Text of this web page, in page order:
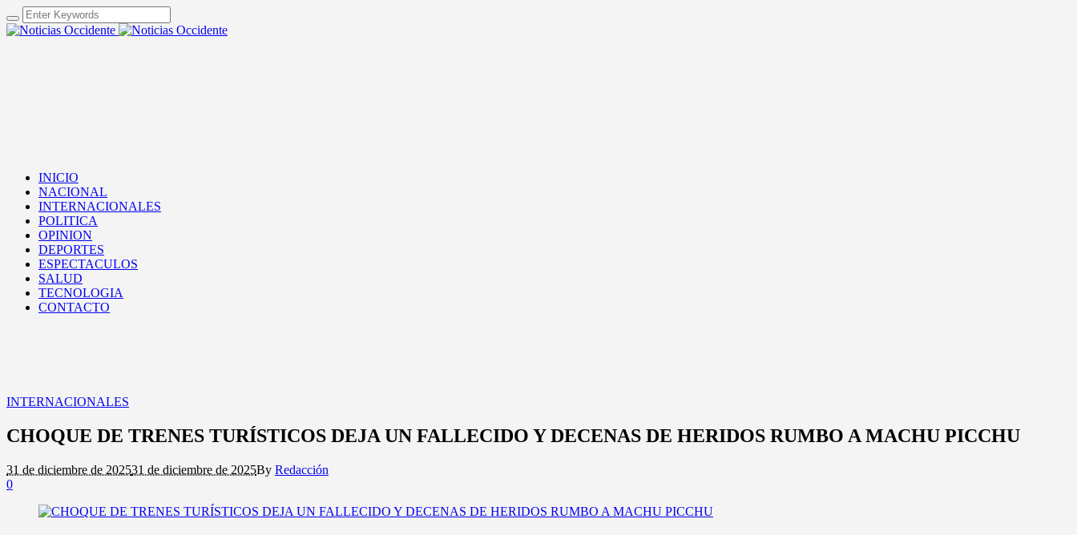
INICIO
NACIONAL
INTERNACIONALES
POLITICA
OPINION
DEPORTES
ESPECTACULOS
SALUD
TECNOLOGIA
CONTACTO
INTERNACIONALES
CHOQUE DE TRENES TURÍSTICOS DEJA UN FALLECIDO Y DECENAS DE HERIDOS RUMBO A MACHU PICCHU
31 de diciembre de 202531 de diciembre de 2025By Redacción
0